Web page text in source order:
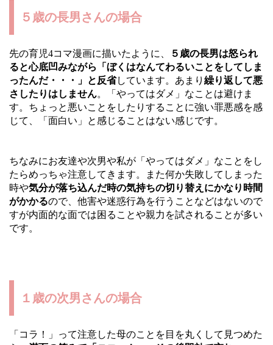
５歳の長男さんの場合
先の育児4コマ漫画に描いたように、
５歳の長男は怒られ
ると心底凹みながら「ぼくはなんてわるいことをしてしま
ったんだ・・・」と反省しています。あまり 繰り返して悪
さしたりはしません。「やってはダメ」なことは避けま
す。ちょっと悪いことをしたりすることに強い罪悪感を感
じて、「面白い」と感じることはない感じです。
ちなみにお友達や次男や私が「やってはダメ」なことをし
たらめっちゃ注意してきます。また何か失敗してしまった
時や気分が落ち込んだ時の気持ちの切り替えにかなり時間
がかかるので、他害や迷惑行為を行うことなどはないので
すが内面的な面では困ることや親力を試されることが多い
です。
１歳の次男さんの場合
「コラ！」って注意した母のことを目を丸くして見つめた